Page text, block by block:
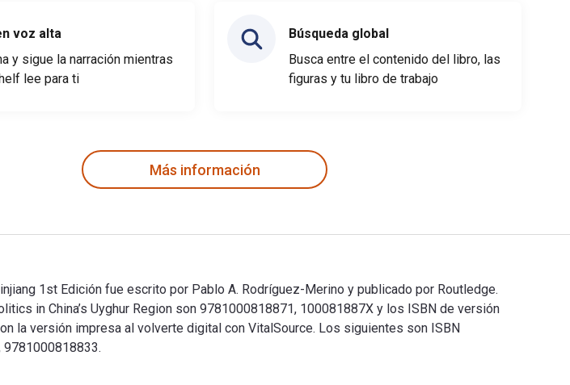
voz alta
y sigue la narración mientras
lee para ti
Búsqueda global
Busca entre el contenido del libro, las
figuras y tu libro de trabajo
Más información
1st Edición fue escrito por Pablo A. Rodríguez-Merino y publicado por Routledge.
in China’s Uyghur Region son 9781000818871, 100081887X y los ISBN de versión
la versión impresa al volverte digital con VitalSource. Los siguientes son ISBN